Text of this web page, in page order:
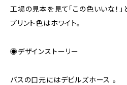
工場の見本を見て「この色いいな！」
プリント色はホワイト。
◉デザインストーリー
バスの口元にはデビルズホース 。